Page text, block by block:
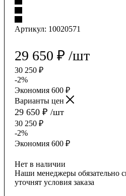
Артикул: 10020571
29 650 ₽ /шт
30 250 ₽
-2%
Экономия 600 ₽
Варианты цен
29 650 ₽ /шт
30 250 ₽
-2%
Экономия 600 ₽
Нет в наличии
Наши менеджеры обязательно
уточнят условия заказа